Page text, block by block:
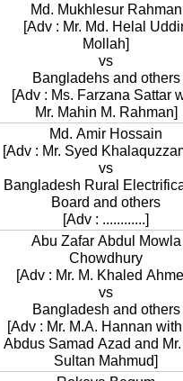
Md. Mukhlesur Rahman
[Adv : Mr. Md. Helal
Mollah]
vs
Bangladehs and others
[Adv : Ms. Farzana Sattar
Mr. Mahin M. Rahman]
Md. Amir Hossain
[Adv : Mr. Syed
vs
Bangladesh Rural
Board and others
[Adv : ............]
Abu Zafar Abdul Mowla
Chowdhury
[Adv : Mr. M. Khaled
vs
Bangladesh and others
[Adv : Mr. M.A. Hannan
Abdus Samad Azad and
Sultan Mahmud]